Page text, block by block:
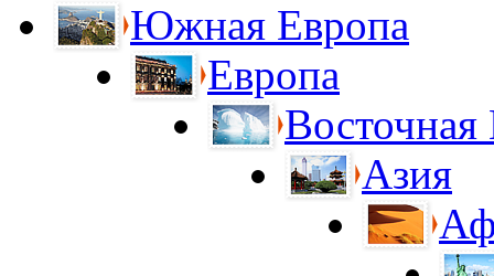
Южная Европа
Европа
Восточная
Азия